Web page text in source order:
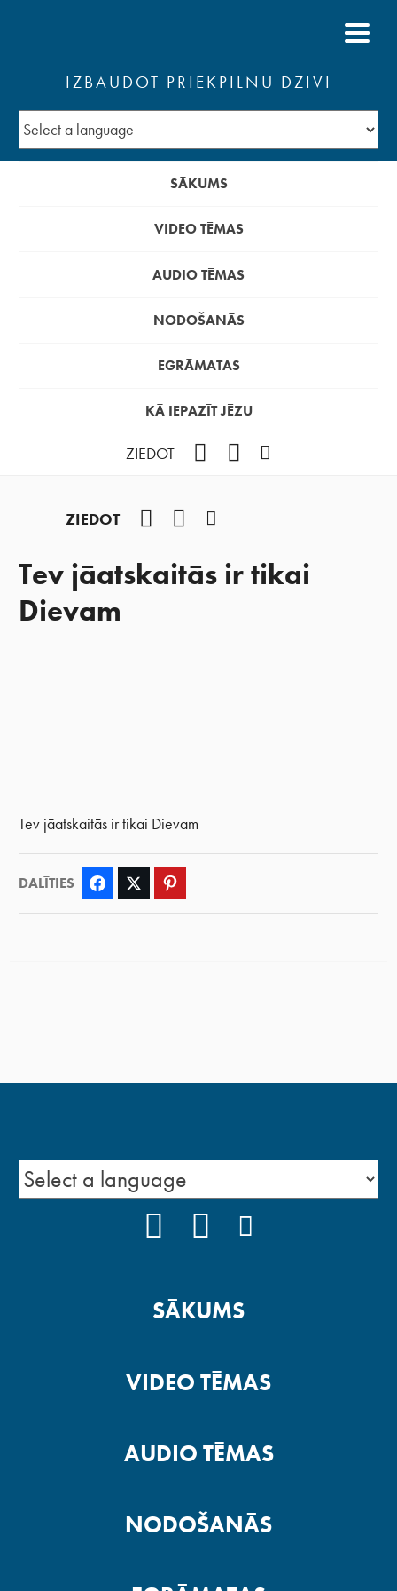
IZBAUDOT PRIEKPILNU DZĪVI
SĀKUMS
VIDEO TĒMAS
AUDIO TĒMAS
NODOŠANĀS
EGRĀMATAS
KĀ IEPAZĪT JĒZU
ZIEDOT FacebookYouTube
ZIEDOT FacebookYouTube
Tev jāatskaitās ir tikai
Dievam
Tev jāatskaitās ir tikai Dievam
DALĪTIES Facebook Twitter
FACEBOOK
YOUTUBE
SĀKUMS
VIDEO TĒMAS
AUDIO TĒMAS
NODOŠANĀS